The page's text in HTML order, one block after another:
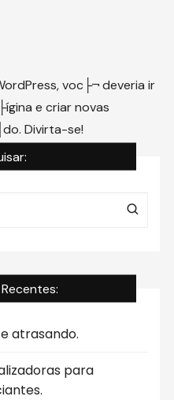
voc├¬ deveria ir
e criar novas
Divirta-se!
atrasando.
para